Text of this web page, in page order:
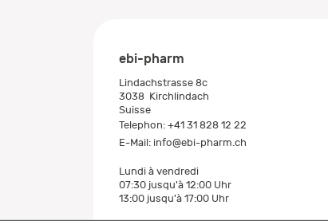
ebi-pharm
Lindachstrasse 8c
3038 Kirchlindach
Suisse
Telephon: +41 31 828 12 22
E-Mail: info@ebi-pharm.ch
Lundi à vendredi
07:30 jusqu'à 12:00 Uhr
13:00 jusqu'à 17:00 Uhr